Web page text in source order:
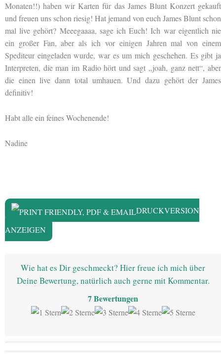
Monaten!!) haben wir Karten für das James Blunt Konzert gekauft
und freuen uns schon riesig! Hat jemand von euch James Blunt schon
mal live gehört? Meeegaaaa, sage ich Euch! Ich war eigentlich nie
ein großer Fan, aber als ich vor einigen Jahren mal von einem
Spediteur eingeladen wurde, war es um mich geschehen. Es gibt ja
Interpreten, die man im Radio hört und sagt „joah, ganz nett“, aber
die einen live dann total umhauen. Und dazu gehört der James
definitiv!
Habt alle ein feines Wochenende!
Nadine
DRUCKVERSION
ANZEIGEN
Wie hat es Dir geschmeckt? Hier freue ich mich über
Deine Bewertung, natürlich auch gerne mit Kommentar.
7Bewertungen